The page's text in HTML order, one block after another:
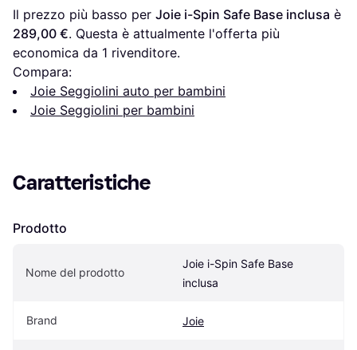
Il prezzo più basso per Joie i-Spin Safe Base inclusa
289,00 €. Questa è attualmente l'offerta più
economica da 1 rivenditore.
Compara:
Joie Seggiolini auto per bambini
Joie Seggiolini per bambini
Caratteristiche
Prodotto
Nome del prodotto
Joie i-Spin Safe Base
inclusa
Brand Joie